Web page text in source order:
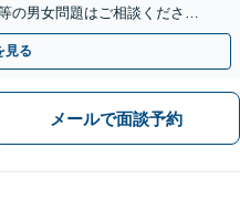
の男女問題はご相談くださ
知識を提供します。
見る
メールで面談予約